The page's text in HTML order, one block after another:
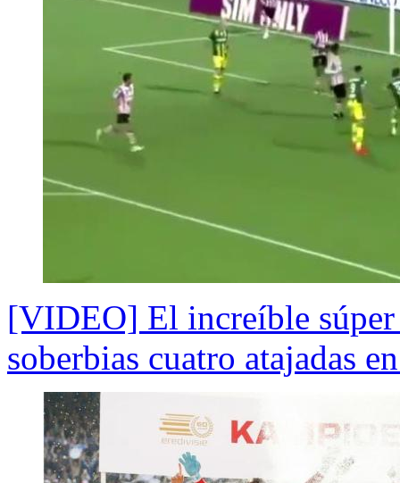
[VIDEO] El increíble
soberbias cuatro atajadas